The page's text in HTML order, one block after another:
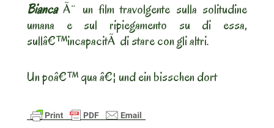
Bianca Ã¨ un film travolgente sulla solitudine
umana e sul ripiegamento su di essa,
sullâ€™incapacitÃ di stare con gli altri.
Un poâ€™ qua â€¦ und ein bisschen dort